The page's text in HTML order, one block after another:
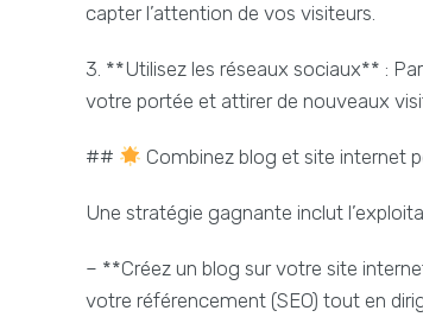
capter l’attention de vos visiteurs.
3. **Utilisez les réseaux sociaux** :
votre portée et attirer de nouveaux
## Combinez blog et site internet
Une stratégie gagnante inclut
– **Créez un blog sur votre site
votre référencement (SEO) tout en